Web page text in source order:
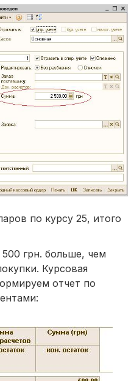
по курсу 25, итого
грн. больше, чем
Курсовая
отчет по